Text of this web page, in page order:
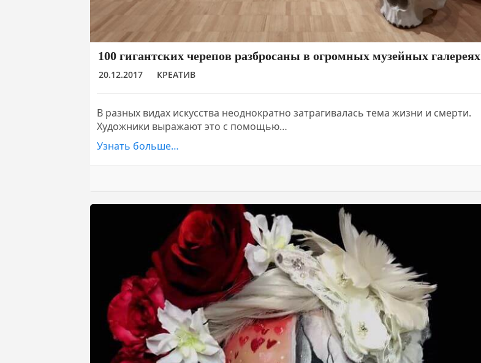
100 гигантских черепов разбросаны в огромных музейных галереях
20.12.2017 КРЕАТИВ
В разных видах искусства неоднократно затрагивалась тема жизни и смерти.
Художники выражают это с помощью…
Узнать больше…